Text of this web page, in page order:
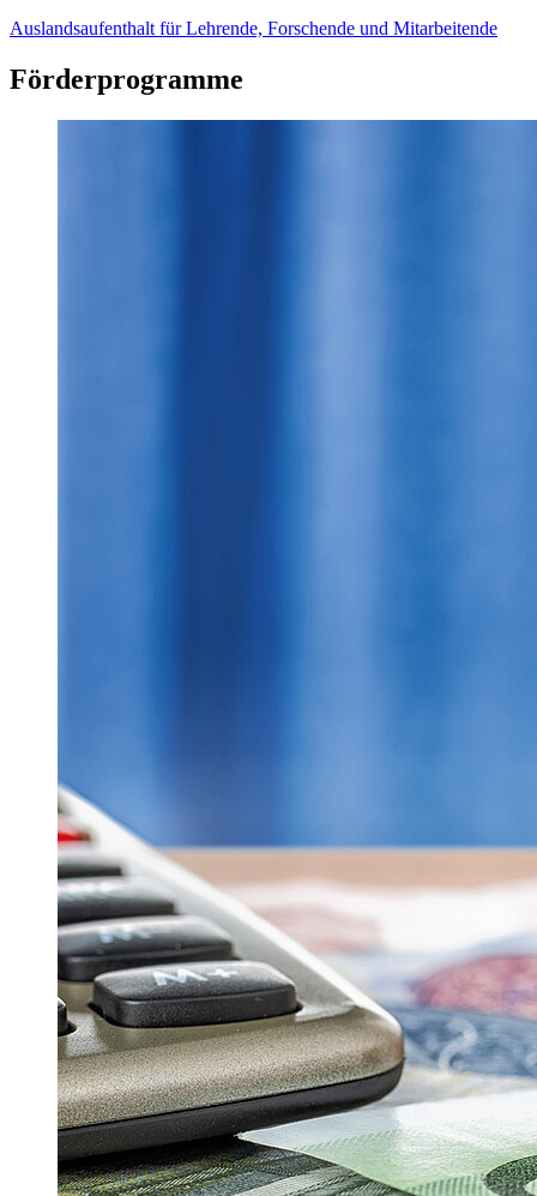
Auslandsaufenthalt für Lehrende, Forschende und Mitarbeitende
Förderprogramme